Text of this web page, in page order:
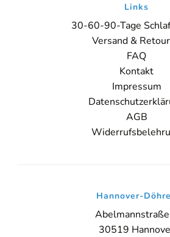
Links
30-60-90-Tage
Versand &
FAQ
Kontakt
Impressum
AGB
Hannover-
30519